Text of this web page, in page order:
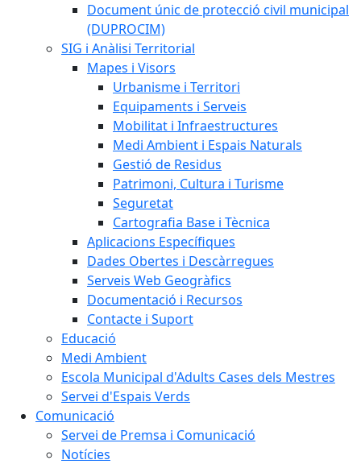
Document únic de protecció civil municipal
(DUPROCIM)
SIG i Anàlisi Territorial
Mapes i Visors
Urbanisme i Territori
Equipaments i Serveis
Mobilitat i Infraestructures
Medi Ambient i Espais Naturals
Gestió de Residus
Patrimoni, Cultura i Turisme
Seguretat
Cartografia Base i Tècnica
Aplicacions Específiques
Dades Obertes i Descàrregues
Serveis Web Geogràfics
Documentació i Recursos
Contacte i Suport
Educació
Medi Ambient
Escola Municipal d'Adults Cases dels Mestres
Servei d'Espais Verds
Comunicació
Servei de Premsa i Comunicació
Notícies